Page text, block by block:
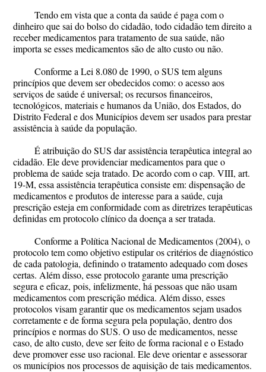
Tendo em vista que a conta da saúde é paga com o
dinheiro que sai do bolso do cidadão, todo cidadão tem direito a
receber medicamentos para tratamento de sua saúde, não
importa se esses medicamentos são de alto custo ou não.
Conforme a Lei 8.080 de 1990, o SUS tem alguns
princípios que devem ser obedecidos como: o acesso aos
serviços de saúde é universal; os recursos financeiros,
tecnológicos, materiais e humanos da União, dos Estados, do
Distrito Federal e dos Municípios devem ser usados para prestar
assistência à saúde da população.
É atribuição do SUS dar assistência terapêutica integral ao
cidadão. Ele deve providenciar medicamentos para que o
problema de saúde seja tratado. De acordo com o cap. VIII, art.
19-M, essa assistência terapêutica consiste em: dispensação de
medicamentos e produtos de interesse para a saúde, cuja
prescrição esteja em conformidade com as diretrizes terapêuticas
definidas em protocolo clínico da doença a ser tratada.
Conforme a Política Nacional de Medicamentos (2004), o
protocolo tem como objetivo estipular os critérios de diagnóstico
de cada patologia, definindo o tratamento adequado com doses
certas. Além disso, esse protocolo garante uma prescrição
segura e eficaz, pois, infelizmente, há pessoas que não usam
medicamentos com prescrição médica. Além disso, esses
protocolos visam garantir que os medicamentos sejam usados
corretamente e de forma segura pela população, dentro dos
princípios e normas do SUS. O uso de medicamentos, nesse
caso, de alto custo, deve ser feito de forma racional e o Estado
deve promover esse uso racional. Ele deve orientar e assessorar
os municípios nos processos de aquisição de tais medicamentos.